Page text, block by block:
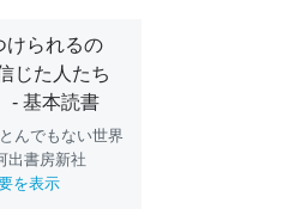
けられるの
じた人たち
- 基本読書
んでもない世界
出書房新社
を表示